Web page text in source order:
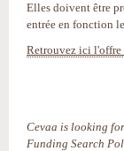
Elles doivent être
entrée en fonction
Retrouvez ici l'offre
Cevaa is looking
Funding Search